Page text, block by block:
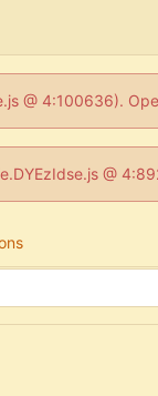
@ 4:100636).
@